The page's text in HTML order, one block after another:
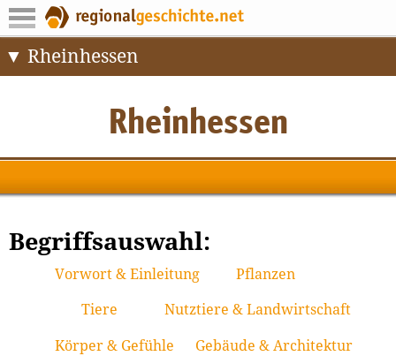
Rheinhessen
Begriffsauswahl:
Vorwort & Einleitung Pflanzen
Tiere Nutztiere & Landwirtschaft
Körper & Gefühle Gebäude & Architektur